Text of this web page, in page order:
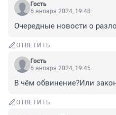
Гость
6 января 2024, 19:48
Очередные новости о
ОТВЕТИТЬ
Гость
6 января 2024, 19:45
В чём обвинение?Или
ОТВЕТИТЬ